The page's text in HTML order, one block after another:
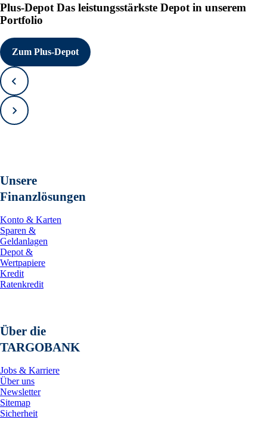
Plus-Depot Das leistungsstärkste Depot in unserem
Portfolio
Zum Plus-Depot
Zurück
Vorwärts
Unsere
Finanzlösungen
Konto & Karten
Sparen &
Geldanlagen
Depot &
Wertpapiere
Kredit
Ratenkredit
Über die
TARGOBANK
Jobs & Karriere
Über uns
Newsletter
Sitemap
Sicherheit